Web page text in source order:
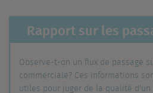
Rapport sur les
Observe-t-on un flux de passage
commerciale? Ces informations
utiles pour juger de la qualité